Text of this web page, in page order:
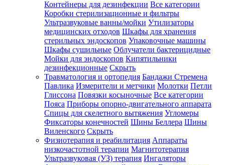
Контейнеры для дезинфекции Все категории
Коробки стерилизационные и фильтры
Ультразвуковые ванны/мойки Утилизаторы
медицинских отходов Шкафы для хранения
стерильных эндоскопов Упаковочные машины
Шкафы сушильные Облучатели бактерицидные
Мойки для эндоскопов Кипятильники
дезинфекционные Скрыть
Травматология и ортопедия Бандажи Стремена
Павлика Измерители и метчики Молотки Петли
Глиссона Повязки косыночные Все категории
Пояса Приборы опорно-двигательного аппарата
Спицы для скелетного вытяжения Угломеры
Фиксаторы конечностей Шины Беллера Шины
Виленского Скрыть
Физиотерапия и реабилитация Аппараты
низкочастотной терапии Магнитотерапия
Ультразвуковая (УЗ) терапия Ингаляторы